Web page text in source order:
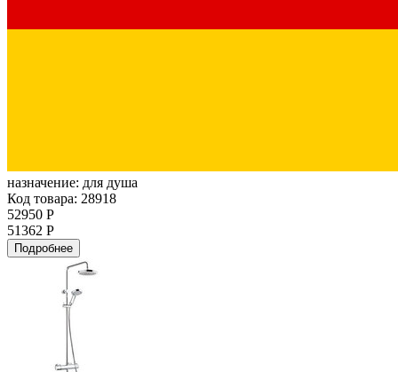
назначение: для душа
Код товара: 28918
52950 Р
51362 Р
Подробнее